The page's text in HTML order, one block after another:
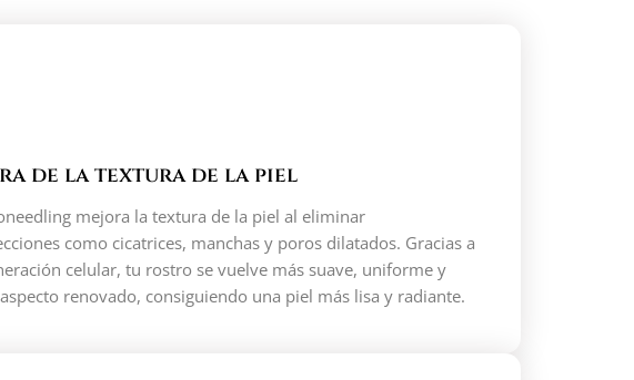
de la textura de la piel
mejora la textura de la piel al eliminar
como cicatrices, manchas y poros dilatados. Gracias a
celular, tu rostro se vuelve más suave, uniforme y
renovado, consiguiendo una piel más lisa y radiante.